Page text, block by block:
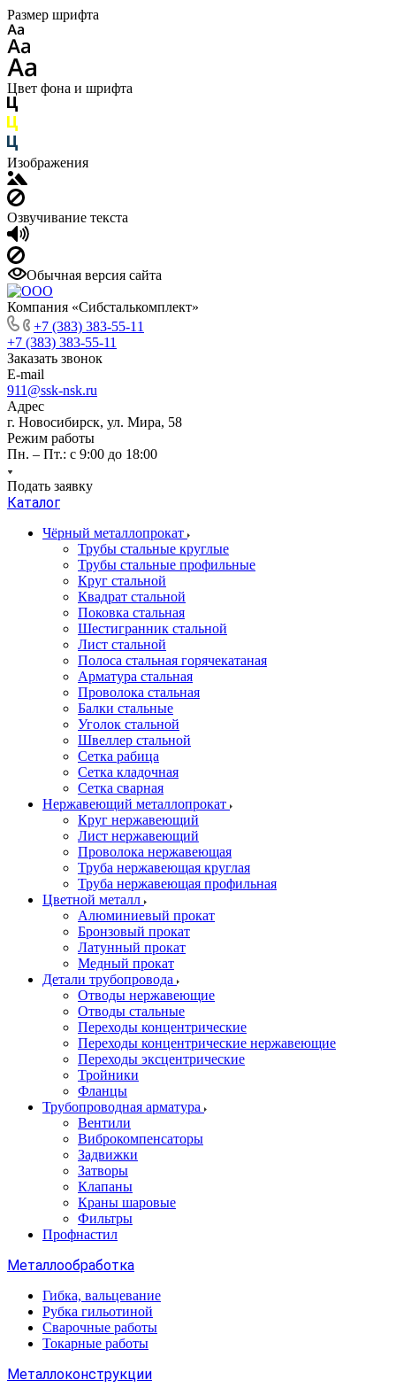
Размер шрифта
Цвет фона и шрифта
Изображения
Озвучивание текста
Обычная версия сайта
Компания «Сибсталькомплект»
+7 (383) 383-55-11
+7 (383) 383-55-11
Заказать звонок
E-mail
911@ssk-nsk.ru
Адрес
г. Новосибирск, ул. Мира, 58
Режим работы
Пн. – Пт.: с 9:00 до 18:00
Подать заявку
Каталог
Чёрный металлопрокат
Трубы стальные круглые
Трубы стальные профильные
Круг стальной
Квадрат стальной
Поковка стальная
Шестигранник стальной
Лист стальной
Полоса стальная горячекатаная
Арматура стальная
Проволока стальная
Балки стальные
Уголок стальной
Швеллер стальной
Сетка рабица
Сетка кладочная
Сетка сварная
Нержавеющий металлопрокат
Круг нержавеющий
Лист нержавеющий
Проволока нержавеющая
Труба нержавеющая круглая
Труба нержавеющая профильная
Цветной металл
Алюминиевый прокат
Бронзовый прокат
Латунный прокат
Медный прокат
Детали трубопровода
Отводы нержавеющие
Отводы стальные
Переходы концентрические
Переходы концентрические нержавеющие
Переходы эксцентрические
Тройники
Фланцы
Трубопроводная арматура
Вентили
Виброкомпенсаторы
Задвижки
Затворы
Клапаны
Краны шаровые
Фильтры
Профнастил
Металлообработка
Гибка, вальцевание
Рубка гильотиной
Сварочные работы
Токарные работы
Металлоконструкции